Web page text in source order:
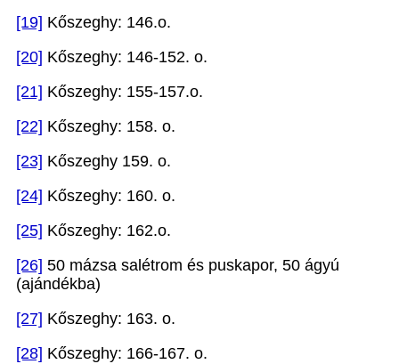
[19] Kőszeghy: 146.o.
[20] Kőszeghy: 146-152. o.
[21] Kőszeghy: 155-157.o.
[22] Kőszeghy: 158. o.
[23] Kőszeghy 159. o.
[24] Kőszeghy: 160. o.
[25] Kőszeghy: 162.o.
[26] 50 mázsa salétrom és puskapor, 50 ágyú
(ajándékba)
[27] Kőszeghy: 163. o.
[28] Kőszeghy: 166-167. o.